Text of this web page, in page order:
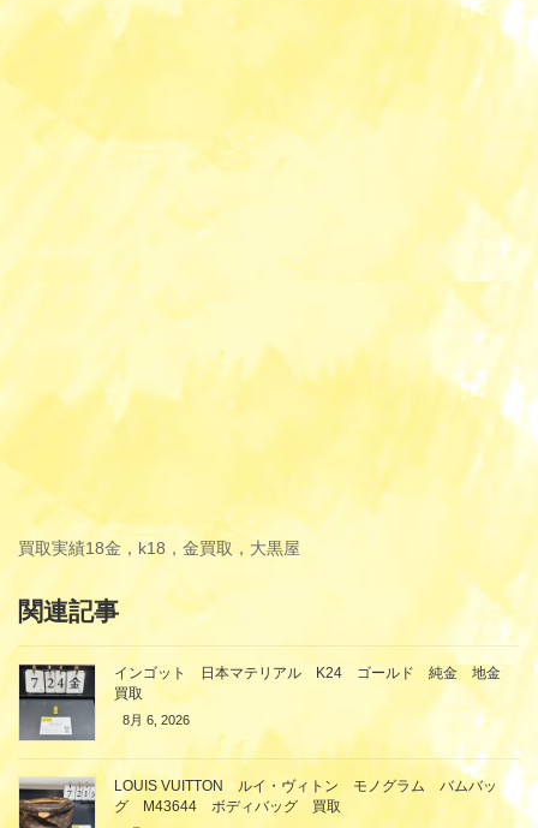
買取実績18金，k18，金買取，大黒屋
関連記事
インゴット 日本マテリアル K24 ゴールド 純金 地金
買取
8月 6, 2026
LOUIS VUITTON ルイ・ヴィトン モノグラム バムバッ
グ M43644 ボディバッグ 買取